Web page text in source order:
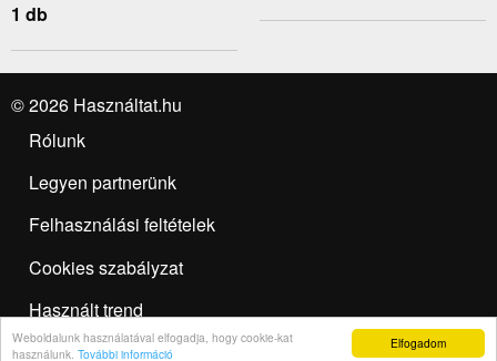
Elfogadom
Weboldalunk használatával elfogadja, hogy cookie-kat
használunk. További információ
1 db
© 2026 Használtat.hu
Rólunk
Legyen partnerünk
Felhasználási feltételek
Cookies szabályzat
Használt trend
Hirdetésfeladás